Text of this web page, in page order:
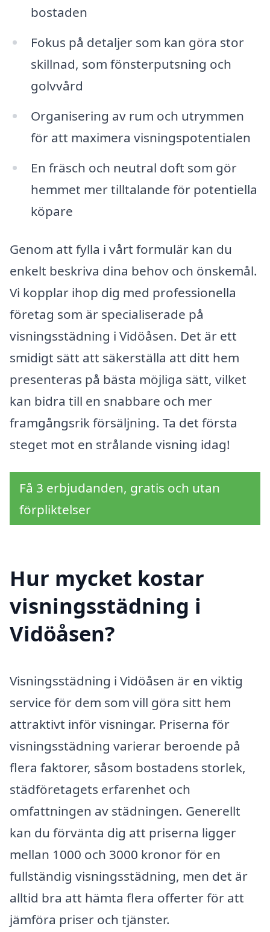
bostaden
Fokus på detaljer som kan göra stor
skillnad, som fönsterputsning och
golvvård
Organisering av rum och utrymmen
för att maximera visningspotentialen
En fräsch och neutral doft som gör
hemmet mer tilltalande för potentiella
köpare
Genom att fylla i vårt formulär kan du
enkelt beskriva dina behov och önskemål.
Vi kopplar ihop dig med professionella
företag som är specialiserade på
visningsstädning i Vidöåsen. Det är ett
smidigt sätt att säkerställa att ditt hem
presenteras på bästa möjliga sätt, vilket
kan bidra till en snabbare och mer
framgångsrik försäljning. Ta det första
steget mot en strålande visning idag!
Få 3 erbjudanden, gratis och utan
förpliktelser
Hur mycket kostar
visningsstädning i
Vidöåsen?
Visningsstädning i Vidöåsen är en viktig
service för dem som vill göra sitt hem
attraktivt inför visningar. Priserna för
visningsstädning varierar beroende på
flera faktorer, såsom bostadens storlek,
städföretagets erfarenhet och
omfattningen av städningen. Generellt
kan du förvänta dig att priserna ligger
mellan 1000 och 3000 kronor för en
fullständig visningsstädning, men det är
alltid bra att hämta flera offerter för att
jämföra priser och tjänster.